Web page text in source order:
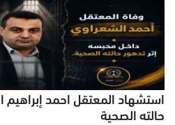
استشهاد المعتقل احمد
حالته الصحية